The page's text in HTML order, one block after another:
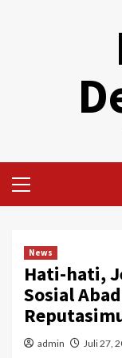
Menu
News
Hati-hati,
Sosial
admin Juli 27,